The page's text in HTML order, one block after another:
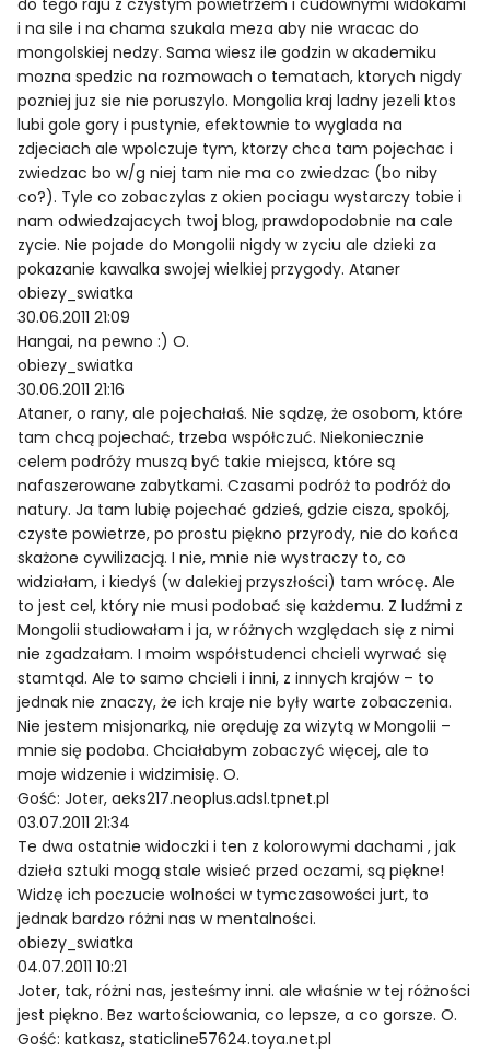
do tego raju z czystym powietrzem i cudownymi widokami
i na sile i na chama szukala meza aby nie wracac do
mongolskiej nedzy. Sama wiesz ile godzin w akademiku
mozna spedzic na rozmowach o tematach, ktorych nigdy
pozniej juz sie nie poruszylo. Mongolia kraj ladny jezeli ktos
lubi gole gory i pustynie, efektownie to wyglada na
zdjeciach ale wpolczuje tym, ktorzy chca tam pojechac i
zwiedzac bo w/g niej tam nie ma co zwiedzac (bo niby
co?). Tyle co zobaczylas z okien pociagu wystarczy tobie i
nam odwiedzajacych twoj blog, prawdopodobnie na cale
zycie. Nie pojade do Mongolii nigdy w zyciu ale dzieki za
pokazanie kawalka swojej wielkiej przygody. Ataner
obiezy_swiatka
30.06.2011 21:09
Hangai, na pewno :) O.
obiezy_swiatka
30.06.2011 21:16
Ataner, o rany, ale pojechałaś. Nie sądzę, że osobom, które
tam chcą pojechać, trzeba współczuć. Niekoniecznie
celem podróży muszą być takie miejsca, które są
nafaszerowane zabytkami. Czasami podróż to podróż do
natury. Ja tam lubię pojechać gdzieś, gdzie cisza, spokój,
czyste powietrze, po prostu piękno przyrody, nie do końca
skażone cywilizacją. I nie, mnie nie wystraczy to, co
widziałam, i kiedyś (w dalekiej przyszłości) tam wrócę. Ale
to jest cel, który nie musi podobać się każdemu. Z ludźmi z
Mongolii studiowałam i ja, w różnych względach się z nimi
nie zgadzałam. I moim współstudenci chcieli wyrwać się
stamtąd. Ale to samo chcieli i inni, z innych krajów – to
jednak nie znaczy, że ich kraje nie były warte zobaczenia.
Nie jestem misjonarką, nie oręduję za wizytą w Mongolii –
mnie się podoba. Chciałabym zobaczyć więcej, ale to
moje widzenie i widzimisię. O.
Gość: Joter, aeks217.neoplus.adsl.tpnet.pl
03.07.2011 21:34
Te dwa ostatnie widoczki i ten z kolorowymi dachami , jak
dzieła sztuki mogą stale wisieć przed oczami, są piękne!
Widzę ich poczucie wolności w tymczasowości jurt, to
jednak bardzo różni nas w mentalności.
obiezy_swiatka
04.07.2011 10:21
Joter, tak, różni nas, jesteśmy inni. ale właśnie w tej różności
jest piękno. Bez wartościowania, co lepsze, a co gorsze. O.
Gość: katkasz, staticline57624.toya.net.pl